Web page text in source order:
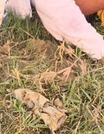
म
हा
रा
ज
ने
कि
या
पौ